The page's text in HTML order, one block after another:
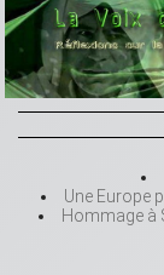
Une Europe
Hommage à